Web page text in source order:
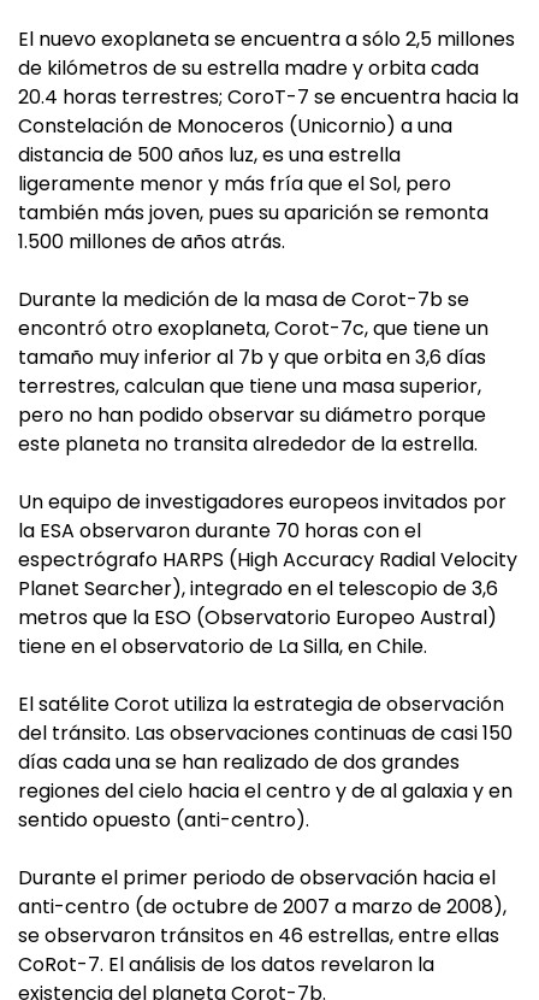
El nuevo exoplaneta se encuentra a sólo 2,5 millones
de kilómetros de su estrella madre y orbita cada
20.4 horas terrestres; CoroT-7 se encuentra hacia la
Constelación de Monoceros (Unicornio) a una
distancia de 500 años luz, es una estrella
ligeramente menor y más fría que el Sol, pero
también más joven, pues su aparición se remonta
1.500 millones de años atrás.
Durante la medición de la masa de Corot-7b se
encontró otro exoplaneta, Corot-7c, que tiene un
tamaño muy inferior al 7b y que orbita en 3,6 días
terrestres, calculan que tiene una masa superior,
pero no han podido observar su diámetro porque
este planeta no transita alrededor de la estrella.
Un equipo de investigadores europeos invitados por
la ESA observaron durante 70 horas con el
espectrógrafo HARPS (High Accuracy Radial Velocity
Planet Searcher), integrado en el telescopio de 3,6
metros que la ESO (Observatorio Europeo Austral)
tiene en el observatorio de La Silla, en Chile.
El satélite Corot utiliza la estrategia de observación
del tránsito. Las observaciones continuas de casi 150
días cada una se han realizado de dos grandes
regiones del cielo hacia el centro y de al galaxia y en
sentido opuesto (anti-centro).
Durante el primer periodo de observación hacia el
anti-centro (de octubre de 2007 a marzo de 2008),
se observaron tránsitos en 46 estrellas, entre ellas
CoRot-7. El análisis de los datos revelaron la
existencia del planeta Corot-7b.